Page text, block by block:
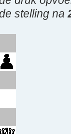
stelling na